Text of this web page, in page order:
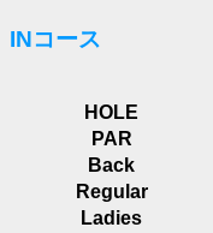
INコース
HOLE
PAR
Back
Regular
Ladies